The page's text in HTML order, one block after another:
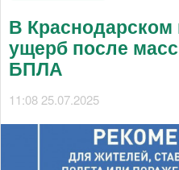
В Краснодарском
ущерб после
БПЛА
11:08 25.07.2025